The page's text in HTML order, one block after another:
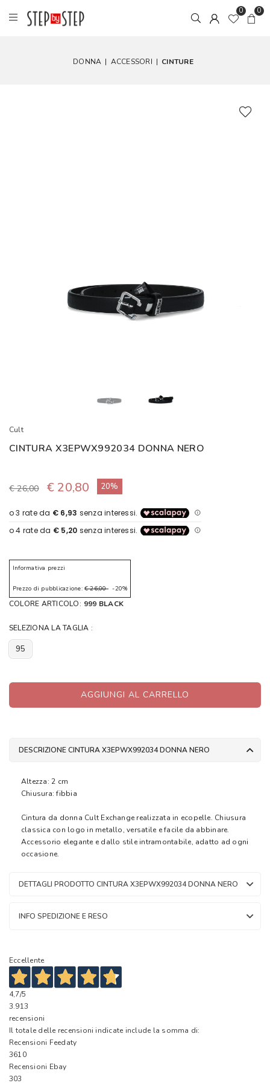
0 0
DONNA | ACCESSORI | CINTURE
Cult
CINTURA X3EPWX992034 DONNA NERO
€ 26,00 € 20,80 20%
Informativa prezzi
Prezzo di pubblicazione: € 26,00-20%
COLORE ARTICOLO: 999 BLACK
SELEZIONA LA TAGLIA :
95
AGGIUNGI AL CARRELLO
DESCRIZIONE CINTURA X3EPWX992034 DONNA NERO
Altezza: 2 cm
Chiusura: fibbia
Cintura da donna Cult Exchange realizzata in ecopelle. Chiusura
classica con logo in metallo, versatile e facile da abbinare.
Accessorio elegante e dallo stile intramontabile, adatto ad ogni
occasione.
DETTAGLI PRODOTTO CINTURA X3EPWX992034 DONNA NERO
INFO SPEDIZIONE E RESO
Eccellente
4,7/5
3.913
recensioni
Il totale delle recensioni indicate include la somma di:
Recensioni Feedaty
3610
Recensioni Ebay
303